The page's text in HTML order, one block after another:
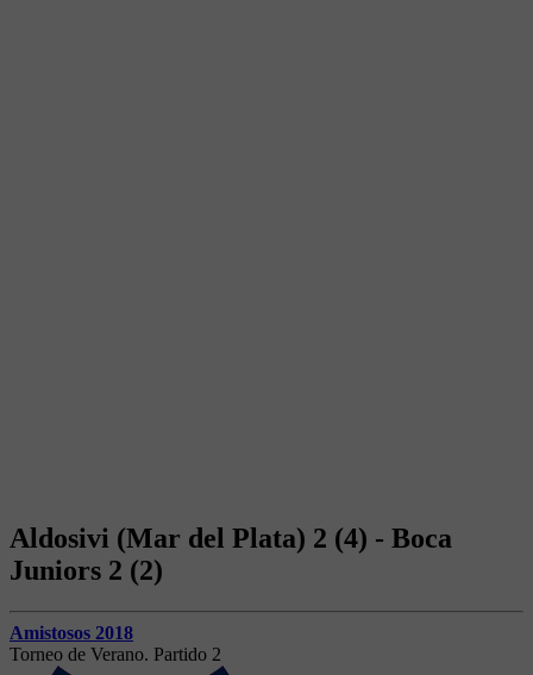
Aldosivi (Mar del Plata) 2 (4) - Boca
Juniors 2 (2)
Amistosos 2018
Torneo de Verano. Partido 2